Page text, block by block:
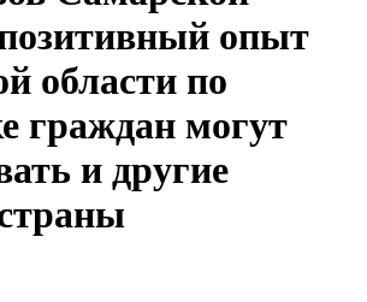
опыт
области по
граждан могут
и другие